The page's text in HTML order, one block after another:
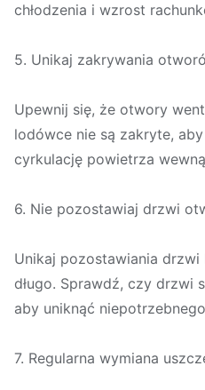
chłodzenia i wzrost
5. Unikaj zakrywania
Upewnij się, że otwory
lodówce nie są zakryte,
cyrkulację powietrza
6. Nie pozostawiaj drzwi
Unikaj pozostawiania
długo. Sprawdź, czy drzwi
aby uniknąć
7. Regularna wymiana